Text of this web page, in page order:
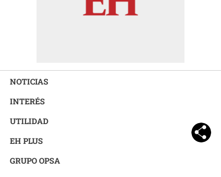
NOTICIAS
INTERÉS
UTILIDAD
EH PLUS
GRUPO OPSA